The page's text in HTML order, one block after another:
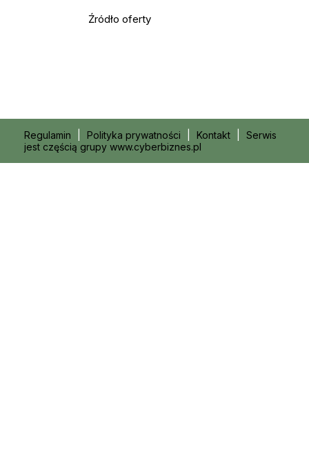
Źródło oferty
Regulamin Polityka prywatności Kontakt
Serwis
jest częścią grupy www.cyberbiznes.pl